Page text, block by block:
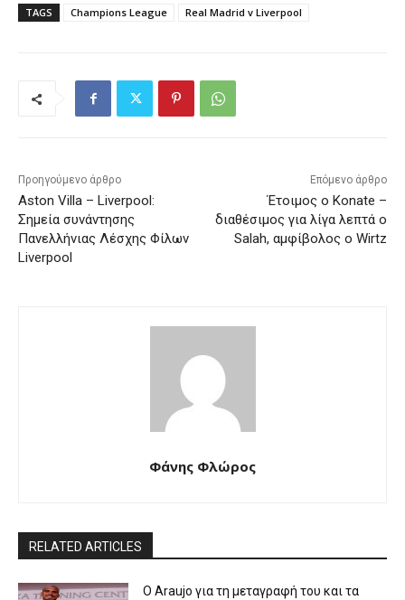
TAGS Champions League Real Madrid v Liverpool
Προηγούμενο άρθρο
Aston Villa – Liverpool:
Σημεία συνάντησης
Πανελλήνιας Λέσχης Φίλων
Liverpool
Επόμενο άρθρο
Έτοιμος ο Konate –
διαθέσιμος για λίγα λεπτά ο
Salah, αμφίβολος ο Wirtz
Φάνης Φλώρος
RELATED ARTICLES
Ο Araujo για τη μεταγραφή του και τα